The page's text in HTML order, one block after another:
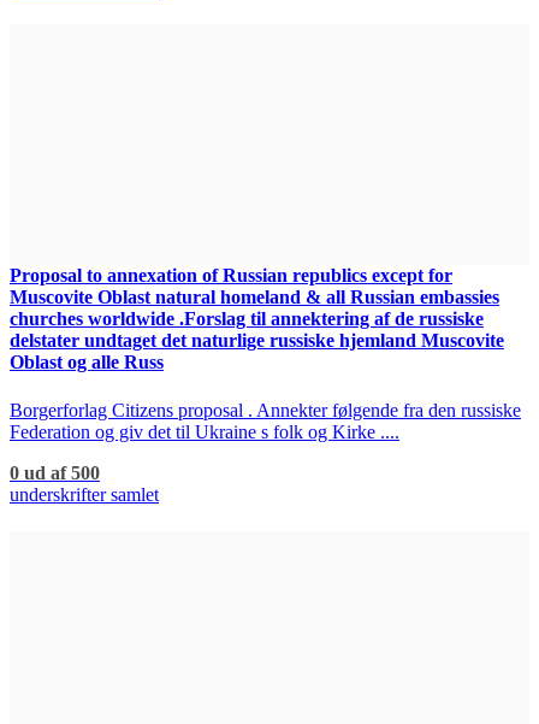
Proposal to annexation of Russian republics except for
Muscovite Oblast natural homeland & all Russian embassies
churches worldwide .Forslag til annektering af de russiske
delstater undtaget det naturlige russiske hjemland Muscovite
Oblast og alle Russ
Borgerforlag Citizens proposal . Annekter følgende fra den russiske
Federation og giv det til Ukraine s folk og Kirke ....
0 ud af 500
underskrifter samlet